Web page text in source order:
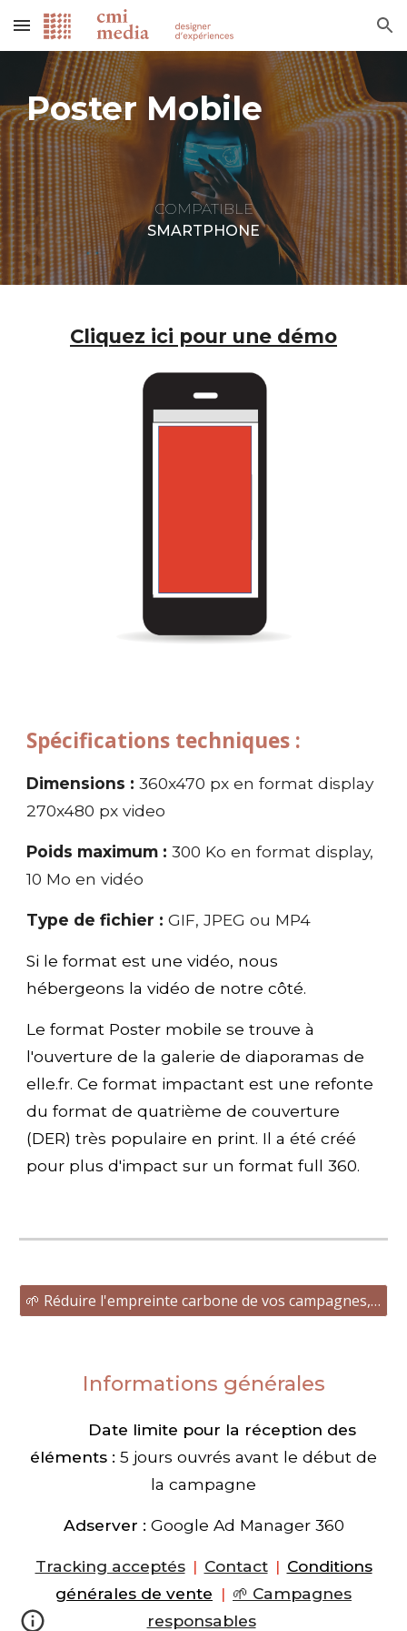
Skip to main content Skip to navigation
Poster Mobile
COMPATIBLE
SMARTPHONE
Cliquez ici pour une démo
Spécifications techniques :
Dimensions :360x470 px en format display
270x480 px video
Poids maximum :300 Ko en format display,
10 Mo en vidéo
Type de fichier :GIF, JPEG ou MP4
Si le format est une vidéo, nous
hébergeons la vidéo de notre côté.
Le format Poster mobile se trouve à
l'ouverture de la galerie de diaporamas de
elle.fr. Ce format impactant est une refonte
du format de quatrième de couverture
(DER) très populaire en print. Il a été créé
pour plus d'impact sur un format full 360.
🌱 Réduire l'empreinte carbone de vos campagnes, les bonnes pratiques
Informations générales
Date limite pour la réception des
éléments : 5 jours ouvrés avant le début de
la campagne
Adserver : Google Ad Manager 360
Tracking acceptés | Contact | Conditions
générales de vente
| 🌱 Campagnes
responsables